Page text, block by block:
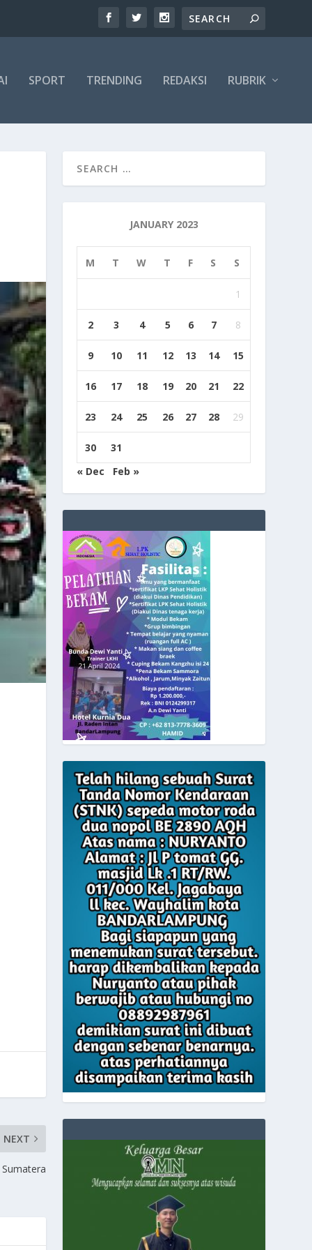
SPORT TRENDING REDAKSI RUBRIK
NEXT
JANUARY 2023
M T W T F S S
1
2 3 4 5 6 7 8
9 10 11 12 13 14 15
16 17 18 19 20 21 22
23 24 25 26 27 28 29
30
31
« Dec
Feb »